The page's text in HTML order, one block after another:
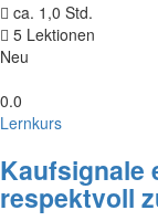
ca. 1,0 Std.
5 Lektionen
Neu
0.0
Lernkurs
Kaufsignale
respektvoll